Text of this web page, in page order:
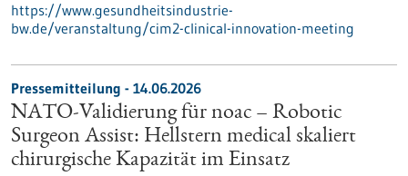
https://www.gesundheitsindustrie-
bw.de/veranstaltung/cim2-clinical-innovation-meeting
Pressemitteilung - 14.06.2026
NATO-Validierung für noac – Robotic
Surgeon Assist: Hellstern medical skaliert
chirurgische Kapazität im Einsatz